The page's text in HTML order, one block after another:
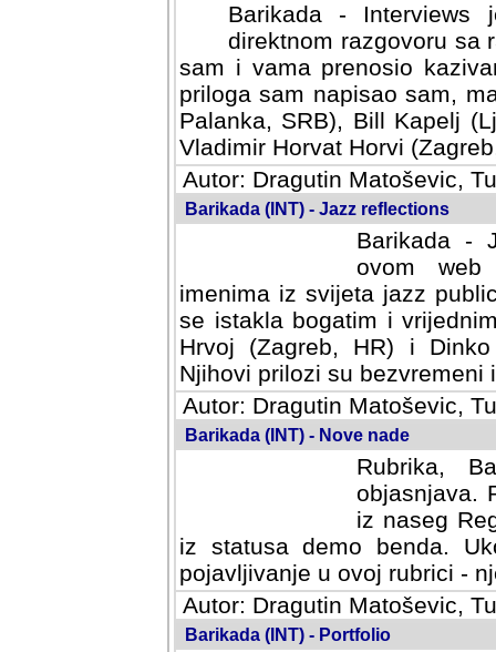
Barikada -
direktnom razgovoru sa
sam i vama prenosio
priloga sam napisao sam,
Palanka, SRB), Bill Kapelj
Vladimir Horvat Horvi
Autor: Dragutin Matoševic,
Barikada (INT) - Jazz reflections
Barikada -
ovom web
imenima iz svijeta jazz
se istakla bogatim i
Hrvoj (Zagreb, HR) i
Njihovi prilozi su bezvremeni
Autor: Dragutin Matoševic,
Barikada (INT) - Nove nade
Rubrika,
objasnjava.
iz naseg
iz statusa demo benda.
pojavljivanje u ovoj rubrici -
Autor: Dragutin Matoševic,
Barikada (INT) - Portfolio